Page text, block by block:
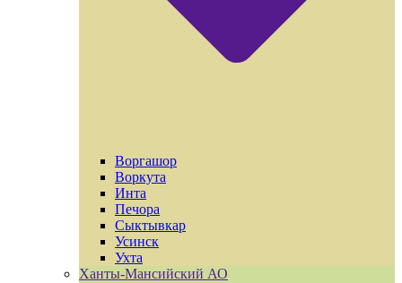
Воргашор
Воркута
Инта
Печора
Сыктывкар
Усинск
Ухта
Ханты-Мансийский АО